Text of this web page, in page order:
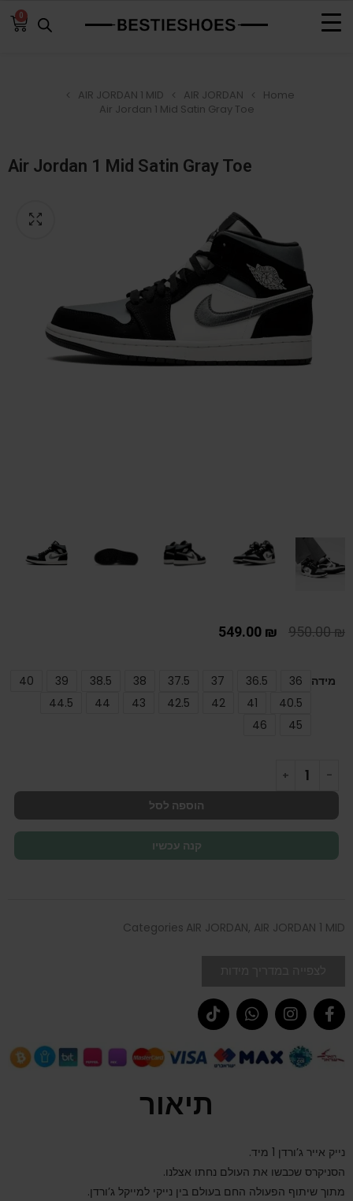
0
Home
AIR JORDAN
AIR JORDAN 1 MID
Air Jordan 1 Mid Satin Gray Toe
Air Jordan 1 Mid Satin Gray Toe
950.00₪
549.00 ₪
מידה 36
36.5
37
37.5
38
38.5
39
40
40.5
41
42
42.5
43
44
44.5
45
46
הוספה לסל
קנה עכשיו
Categories AIR JORDAN, AIR JORDAN 1 MID
תיאור
נייק אייר ג’ורדן 1 מיד.
הסניקרס שכבשו את העולם נחתו אצלנו.
מתוך שיתוף הפעולה החם בעולם בין נייקי למייקל ג’ורדן.